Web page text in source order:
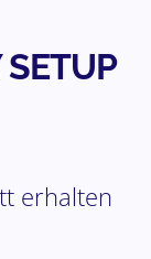
erhalten